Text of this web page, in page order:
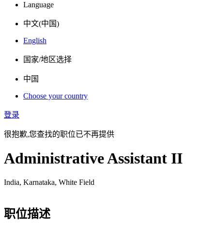
Language
中文(中国)
English
国家/地区选择
中国
Choose your country
登录
很抱歉,您查找的职位已不再提供
Administrative Assistant II
India, Karnataka, White Field
职位描述